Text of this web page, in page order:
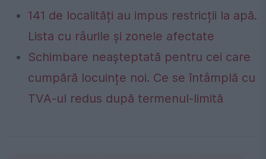
141 de localități au impus restricții la apă.
Lista cu râurile și zonele afectate
Schimbare neașteptată pentru cei care
cumpără locuințe noi. Ce se întâmplă cu
TVA-ul redus după termenul-limită